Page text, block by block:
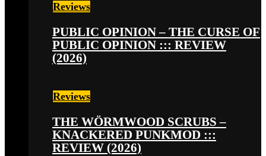
Reviews
PUBLIC OPINION – THE CURSE OF
PUBLIC OPINION ::: REVIEW
(2026)
Reviews
THE WÖRMWOOD SCRUBS –
KNACKERED PUNKMOD :::
REVIEW (2026)